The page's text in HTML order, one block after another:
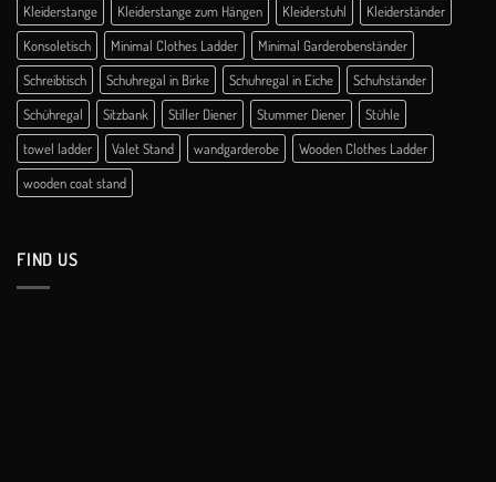
Kleiderstange
Kleiderstange zum Hängen Kleiderstuhl
Kleiderständer
Konsoletisch
Minimal Clothes Ladder
Minimal Garderobenständer
Schreibtisch
Schuhregal in Birke Schuhregal in Eiche
Schuhständer
Schühregal
Sitzbank Stiller Diener Stummer Diener
Stühle
towel ladder
Valet Stand wandgarderobe
Wooden Clothes Ladder
wooden coat stand
FIND US